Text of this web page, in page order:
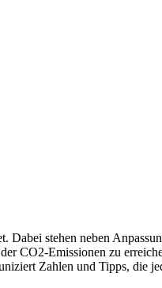
stehen neben
CO2-Emissionen zu
Zahlen und Tipps, die